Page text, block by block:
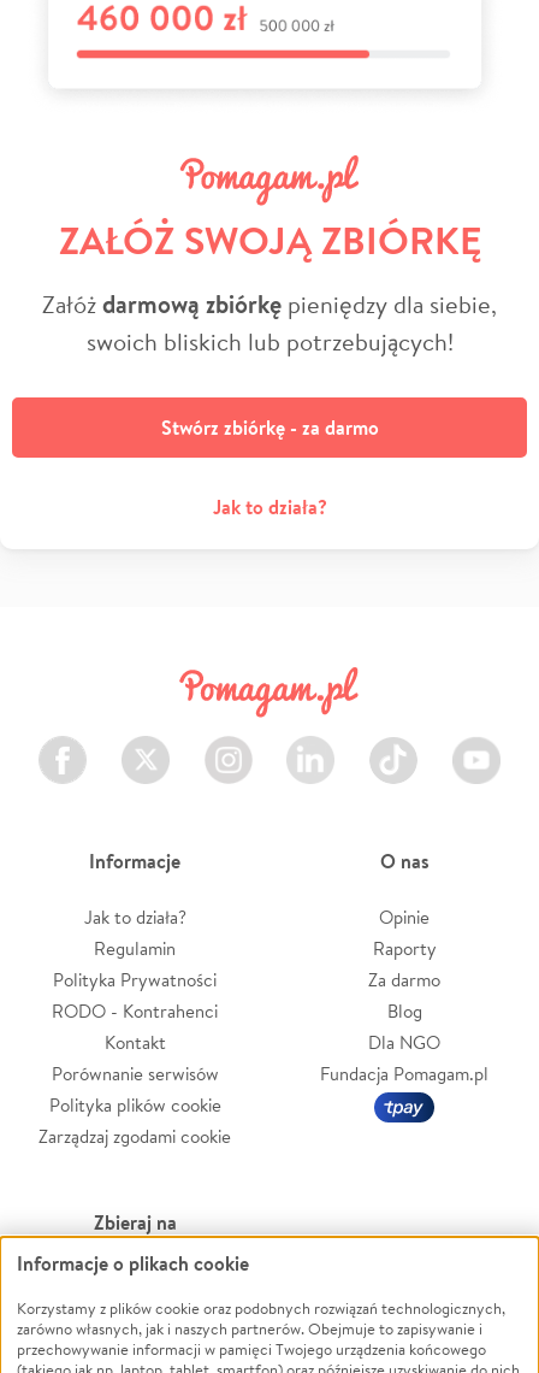
ZAŁÓŻ SWOJĄ ZBIÓRKĘ
Załóżdarmową zbiórkę pieniędzy dla siebie,
swoich bliskich lub potrzebujących!
Stwórz zbiórkę - za darmo
Jak to działa?
Facebook Twitter Instagram LinkedIn TikTok Youtube
Informacje
Jak to działa?
Regulamin
Polityka Prywatności
RODO - Kontrahenci
Kontakt
Porównanie serwisów
Polityka plików cookie
Zarządzaj zgodami cookie
O nas
Opinie
Raporty
Za darmo
Blog
Dla NGO
Fundacja Pomagam.pl
Zbieraj na
Leczenie
Zwierzęta
Pożar
Powódź
Wichura
Informacje o plikach cookie
Korzystamy z plików cookie oraz podobnych rozwiązań technologicznych,
zarówno własnych, jak i naszych partnerów. Obejmuje to zapisywanie i
przechowywanie informacji w pamięci Twojego urządzenia końcowego